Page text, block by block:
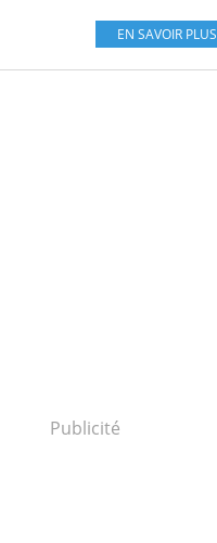
EN SAVOIR PLUS
Publicité